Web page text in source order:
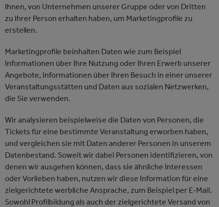
Ihnen, von Unternehmen unserer Gruppe oder von Dritten
zu Ihrer Person erhalten haben, um Marketingprofile zu
erstellen.
Marketingprofile beinhalten Daten wie zum Beispiel
Informationen über Ihre Nutzung oder Ihren Erwerb unserer
Angebote, Informationen über Ihren Besuch in einer unserer
Veranstaltungsstätten und Daten aus sozialen Netzwerken,
die Sie verwenden.
Wir analysieren beispielweise die Daten von Personen, die
Tickets für eine bestimmte Veranstaltung erworben haben,
und vergleichen sie mit Daten anderer Personen in unserem
Datenbestand. Soweit wir dabei Personen identifizieren, von
denen wir ausgehen können, dass sie ähnliche Interessen
oder Vorlieben haben, nutzen wir diese Information für eine
zielgerichtete werbliche Ansprache, zum Beispiel per E-Mail.
Sowohl Profilbildung als auch der zielgerichtete Versand von